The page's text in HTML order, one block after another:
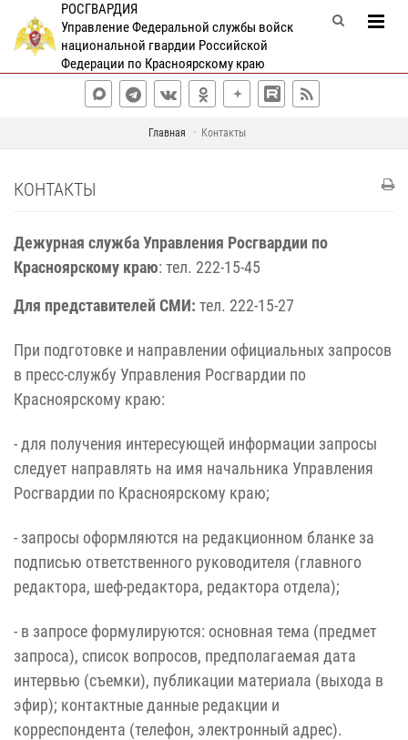
РОСГВАРДИЯ
Управление Федеральной службы войск
национальной гвардии Российской
Федерации по Красноярскому краю
Главная Контакты
КОНТАКТЫ
Дежурная служба Управления Росгвардии по
Красноярскому краю: тел. 222-15-45
Для представителей СМИ: тел. 222-15-27
При подготовке и направлении официальных запросов
в пресс-службу Управления Росгвардии по
Красноярскому краю:
- для получения интересующей информации запросы
следует направлять на имя начальника Управления
Росгвардии по Красноярскому краю;
- запросы оформляются на редакционном бланке за
подписью ответственного руководителя (главного
редактора, шеф-редактора, редактора отдела);
- в запросе формулируются: основная тема (предмет
запроса), список вопросов, предполагаемая дата
интервью (съемки), публикации материала (выхода в
эфир); контактные данные редакции и
корреспондента (телефон, электронный адрес).